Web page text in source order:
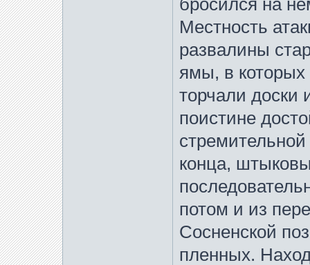
бросился на
Местность
развалины
ямы, в
торчали доски
поистине
конца,
потом и из
Сосненской
пленных.